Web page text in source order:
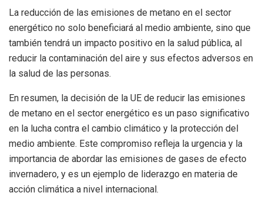
La reducción de las emisiones de metano en el sector
energético no solo beneficiará al medio ambiente, sino que
también tendrá un impacto positivo en la salud pública, al
reducir la contaminación del aire y sus efectos adversos en
la salud de las personas.
En resumen, la decisión de la UE de reducir las emisiones
de metano en el sector energético es un paso significativo
en la lucha contra el cambio climático y la protección del
medio ambiente. Este compromiso refleja la urgencia y la
importancia de abordar las emisiones de gases de efecto
invernadero, y es un ejemplo de liderazgo en materia de
acción climática a nivel internacional.